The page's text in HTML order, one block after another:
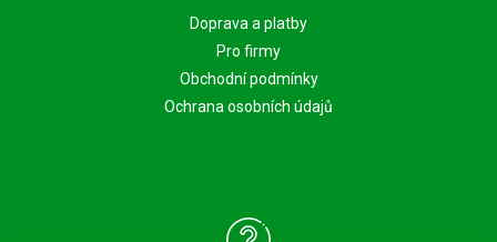
Doprava a platby
Pro firmy
Obchodní podmínky
Ochrana osobních údajů